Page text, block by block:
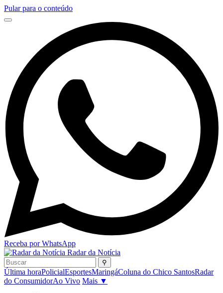
Pular para o conteúdo
Receba por WhatsApp
Radar da Notícia
⚲
Última horaPolicialEsportesMaringáColuna do Chico SantosRadar
do ConsumidorAo Vivo Mais ▼